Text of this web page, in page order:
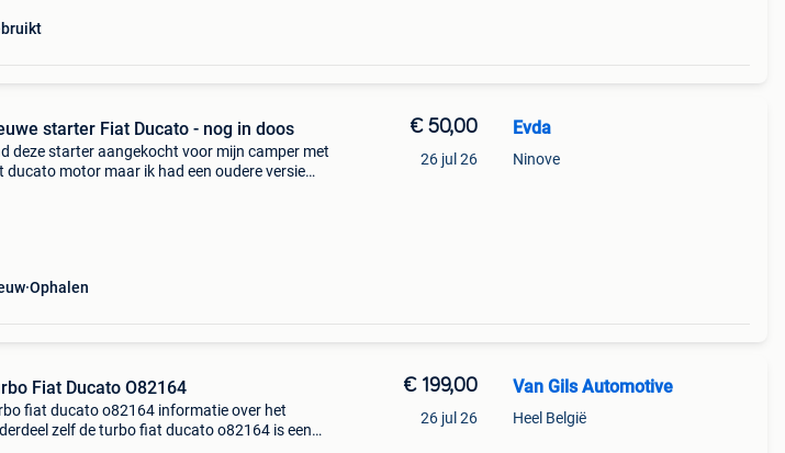
starter Fiat Ducato - nog in doos
deze starter aangekocht voor mijn camper met
ducato motor maar ik had een oudere versie
Ophalen
€ 50,00
26 jul 26
Evda
Ninove
Fiat Ducato O82164
fiat ducato o82164 informatie over het
zelf de turbo fiat ducato o82164 is een
€ 199,00
26 jul 26
Van Gils Automotive
Heel België